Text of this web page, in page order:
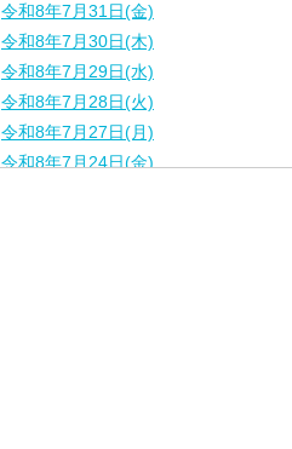
令和8年7月31日(金)
令和8年7月30日(木)
令和8年7月29日(水)
令和8年7月28日(火)
令和8年7月27日(月)
令和8年7月24日(金)